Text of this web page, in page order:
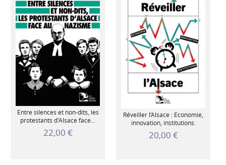
Entre silences et non-dits, les
protestants d'Alsace face...
22,00 €
Réveiller l’Alsace : Economie,
innovation, institutions.
20,00 €